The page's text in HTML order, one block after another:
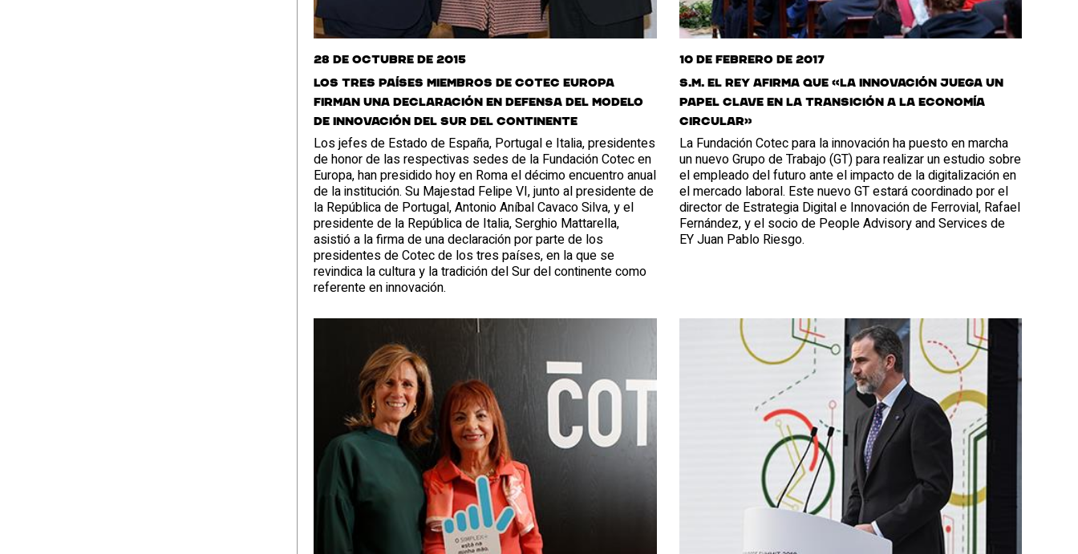
28 de octubre de 2015
Los tres países miembros de Cotec Europa
firman una declaración en defensa del modelo
de innovación del sur del continente
Los jefes de Estado de España, Portugal e Italia, presidentes
de honor de las respectivas sedes de la Fundación Cotec en
Europa, han presidido hoy en Roma el décimo encuentro anual
de la institución. Su Majestad Felipe VI, junto al presidente de
la República de Portugal, Antonio Aníbal Cavaco Silva, y el
presidente de la República de Italia, Serghio Mattarella,
asistió a la firma de una declaración por parte de los
presidentes de Cotec de los tres países, en la que se
revindica la cultura y la tradición del Sur del continente como
referente en innovación.
10 de febrero de 2017
S.M. el Rey afirma que «la innovación juega un
papel clave en la transición a la economía
circular»
La Fundación Cotec para la innovación ha puesto en marcha
un nuevo Grupo de Trabajo (GT) para realizar un estudio sobre
el empleado del futuro ante el impacto de la digitalización en
el mercado laboral. Este nuevo GT estará coordinado por el
director de Estrategia Digital e Innovación de Ferrovial, Rafael
Fernández, y el socio de People Advisory and Services de
EY Juan Pablo Riesgo.